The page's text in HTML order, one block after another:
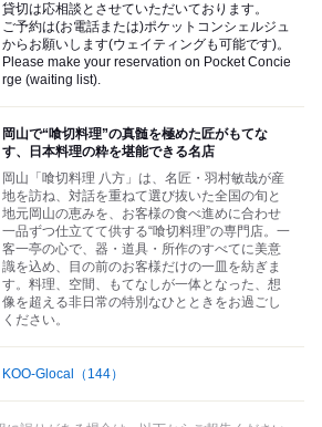
貸切は応相談とさせていただいております。
ご予約は(お電話または)ポケットコンシェルジュ
からお願いします(ウェイティングも可能です)。
Please make your reservation on Pocket Concie
rge (waiting list).
岡山で“喰切料理”の真髄を極めた匠がもてな
す、日本料理の粋を堪能できる名店
岡山「喰切料理 八方」は、名匠・羽村敏哉が産
地を訪ね、対話を重ねて選び抜いた全国の旬と
地元岡山の恵みを、お客様の食べ進めに合わせ
一品ずつ仕立てて供する“喰切料理”の専門店。一
客一亭の心で、器・道具・所作のすべてに美意
識を込め、目の前のお客様だけの一皿を紡ぎま
す。料理、空間、もてなしが一体となった、想
像を超える非日常の特別なひとときをお過ごし
ください。
KOO-Glocal （144）